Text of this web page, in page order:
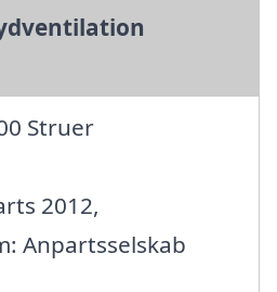
Struer
2012,
Anpartsselskab